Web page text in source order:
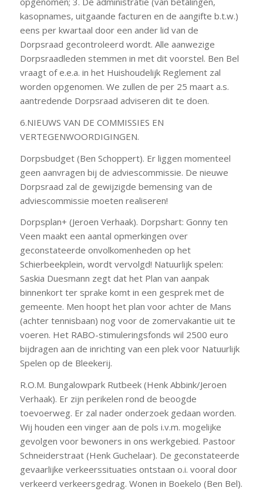
kasopnames, uitgaande facturen en de aangifte b.t.w.)
eens per kwartaal door een ander lid van de
Dorpsraad gecontroleerd wordt. Alle aanwezige
Dorpsraadleden stemmen in met dit voorstel. Ben Bel
vraagt of e.e.a. in het Huishoudelijk Reglement zal
worden opgenomen. We zullen de per 25 maart a.s.
aantredende Dorpsraad adviseren dit te doen.
6.NIEUWS VAN DE COMMISSIES EN
VERTEGENWOORDIGINGEN.
Dorpsbudget (Ben Schoppert). Er liggen momenteel
geen aanvragen bij de adviescommissie. De nieuwe
Dorpsraad zal de gewijzigde bemensing van de
adviescommissie moeten realiseren!
Dorpsplan+ (Jeroen Verhaak). Dorpshart: Gonny ten
Veen maakt een aantal opmerkingen over
geconstateerde onvolkomenheden op het
Schierbeekplein, wordt vervolgd! Natuurlijk spelen:
Saskia Duesmann zegt dat het Plan van aanpak
binnenkort ter sprake komt in een gesprek met de
gemeente. Men hoopt het plan voor achter de Mans
(achter tennisbaan) nog voor de zomervakantie uit te
voeren. Het RABO-stimuleringsfonds wil 2500 euro
bijdragen aan de inrichting van een plek voor Natuurlijk
Spelen op de Bleekerij.
R.O.M. Bungalowpark Rutbeek (Henk Abbink/Jeroen
Verhaak). Er zijn perikelen rond de beoogde
toevoerweg. Er zal nader onderzoek gedaan worden.
Wij houden een vinger aan de pols i.v.m. mogelijke
gevolgen voor bewoners in ons werkgebied. Pastoor
Schneiderstraat (Henk Guchelaar). De geconstateerde
gevaarlijke verkeerssituaties ontstaan o.i. vooral door
verkeerd verkeersgedrag. Wonen in Boekelo (Ben Bel).